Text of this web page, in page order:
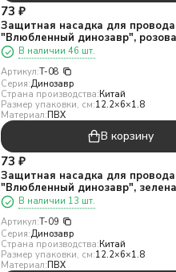
73 ₽
Защитная насадка для провода
"Влюбленный динозавр",
В наличии 46 шт.
Артикул:T-08
Серия:Динозавр
Страна производства:Китай
Размер упаковки, см:12.2×6×1.8
Материал:ПВХ
В корзину
73 ₽
Защитная насадка для провода
"Влюбленный динозавр",
В наличии 13 шт.
Артикул:T-09
Серия:Динозавр
Страна производства:Китай
Размер упаковки, см:12.2×6×1.8
Материал:ПВХ